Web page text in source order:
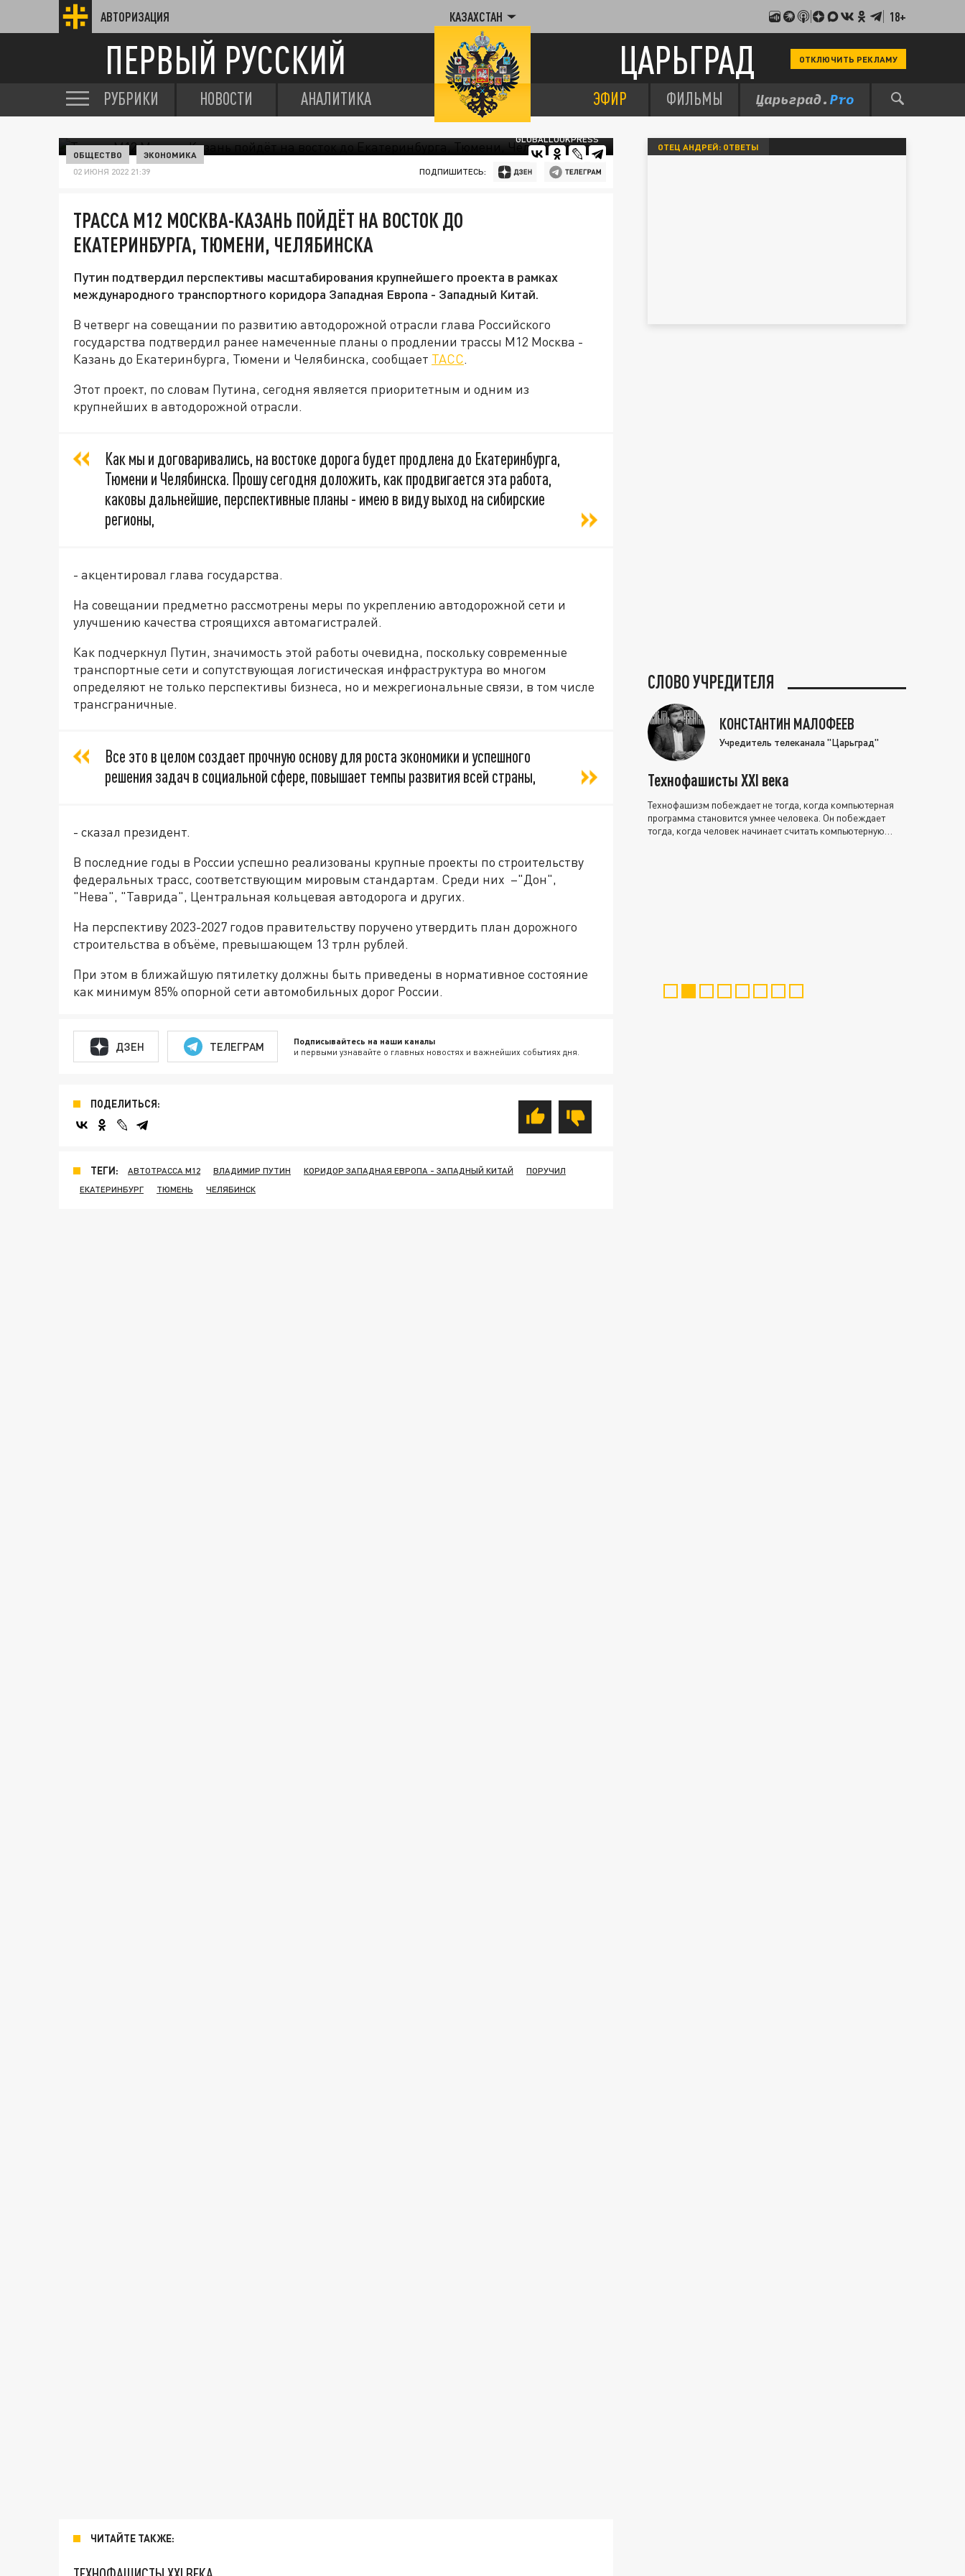
АВТОРИЗАЦИЯ КАЗАХСТАН 18+
ПЕРВЫЙ РУССКИЙ ЦАРЬГРАД ОТКЛЮЧИТЬ РЕКЛАМУ
РУБРИКИ НОВОСТИ АНАЛИТИКА ЭФИР ФИЛЬМЫ
GLOBALLOOKPRESS
ОБЩЕСТВО ЭКОНОМИКА
02 ИЮНЯ 2022 21:39 ПОДПИШИТЕСЬ:
ТРАССА М12 МОСКВА-КАЗАНЬ ПОЙДЁТ НА ВОСТОК ДО
ЕКАТЕРИНБУРГА, ТЮМЕНИ, ЧЕЛЯБИНСКА
Путин подтвердил перспективы масштабирования крупнейшего проекта в рамках
международного транспортного коридора Западная Европа - Западный Китай.
В четверг на совещании по развитию автодорожной отрасли глава Российского
государства подтвердил ранее намеченные планы о продлении трассы М12 Москва -
Казань до Екатеринбурга, Тюмени и Челябинска, сообщает ТАСС.
Этот проект, по словам Путина, сегодня является приоритетным и одним из
крупнейших в автодорожной отрасли.
Как мы и договаривались, на востоке дорога будет продлена до Екатеринбурга,
Тюмени и Челябинска. Прошу сегодня доложить, как продвигается эта работа,
каковы дальнейшие, перспективные планы - имею в виду выход на сибирские
регионы,
- акцентировал глава государства.
На совещании предметно рассмотрены меры по укреплению автодорожной сети и
улучшению качества строящихся автомагистралей.
Как подчеркнул Путин, значимость этой работы очевидна, поскольку современные
транспортные сети и сопутствующая логистическая инфраструктура во многом
определяют не только перспективы бизнеса, но и межрегиональные связи, в том числе
трансграничные.
Все это в целом создает прочную основу для роста экономики и успешного
решения задач в социальной сфере, повышает темпы развития всей страны,
- сказал президент.
В последние годы в России успешно реализованы крупные проекты по строительству
федеральных трасс, соответствующим мировым стандартам. Среди них –"Дон",
"Нева", "Таврида", Центральная кольцевая автодорога и других.
На перспективу 2023-2027 годов правительству поручено утвердить план дорожного
строительства в объёме, превышающем 13 трлн рублей.
При этом в ближайшую пятилетку должны быть приведены в нормативное состояние
как минимум 85% опорной сети автомобильных дорог России.
ДЗЕН ТЕЛЕГРАМ Подписывайтесь на наши каналы
и первыми узнавайте о главных новостях и важнейших событиях дня.
ПОДЕЛИТЬСЯ:
ТЕГИ: АВТОТРАССА М12 ВЛАДИМИР ПУТИН КОРИДОР ЗАПАДНАЯ ЕВРОПА - ЗАПАДНЫЙ КИТАЙ
ПОРУЧИЛ
ЕКАТЕРИНБУРГ
ТЮМЕНЬ ЧЕЛЯБИНСК
ЧИТАЙТЕ ТАКЖЕ:
ОТЕЦ АНДРЕЙ: ОТВЕТЫ
СЛОВО УЧРЕДИТЕЛЯ
КОНСТАНТИН МАЛОФЕЕВ
Учредитель телеканала "Царьград"
Технофашисты XXI века
Технофашизм побеждает не тогда, когда компьютерная
программа становится умнее человека. Он побеждает
тогда, когда человек начинает считать компьютерную